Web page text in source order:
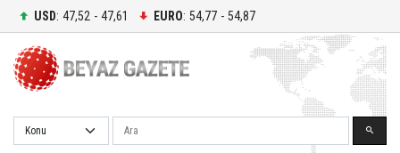
USD: 47,52 - 47,61 EURO: 54,77 - 54,87
Ara